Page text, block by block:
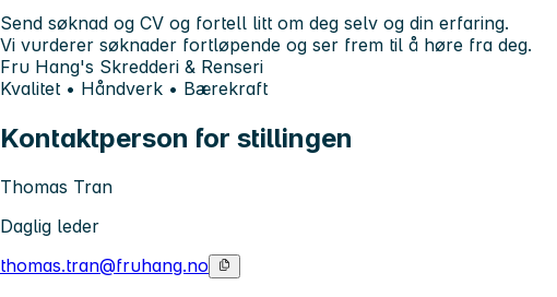
Send søknad og CV og fortell litt om deg selv og din erfaring.
Vi vurderer søknader fortløpende og ser frem til å høre fra deg.
Fru Hang's Skredderi & Renseri
Kvalitet • Håndverk • Bærekraft
Kontaktperson for stillingen
Thomas Tran
Daglig leder
thomas.tran@fruhang.no